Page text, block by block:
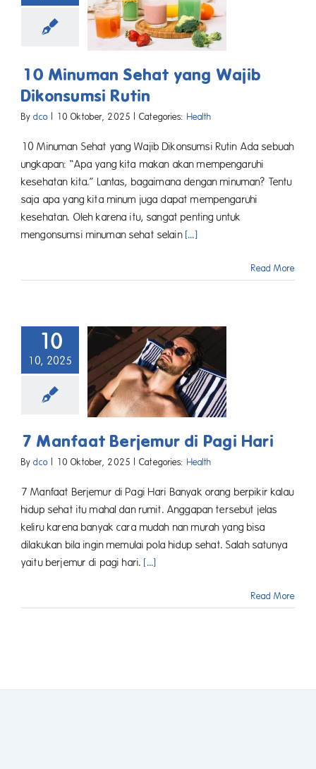
10 Minuman Sehat yang Wajib
Dikonsumsi Rutin
Bydco | 10 Oktober, 2025 | Categories: Health
10 Minuman Sehat yang Wajib Dikonsumsi Rutin Ada sebuah
ungkapan: “Apa yang kita makan akan mempengaruhi
kesehatan kita.” Lantas, bagaimana dengan minuman? Tentu
saja apa yang kita minum juga dapat mempengaruhi
kesehatan. Oleh karena itu, sangat penting untuk
mengonsumsi minuman sehat selain [...]
Read More
10
10, 2025
7 Manfaat Berjemur di Pagi Hari
Bydco | 10 Oktober, 2025 | Categories: Health
7 Manfaat Berjemur di Pagi Hari Banyak orang berpikir kalau
hidup sehat itu mahal dan rumit. Anggapan tersebut jelas
keliru karena banyak cara mudah nan murah yang bisa
dilakukan bila ingin memulai pola hidup sehat. Salah satunya
yaitu berjemur di pagi hari.[...]
Read More